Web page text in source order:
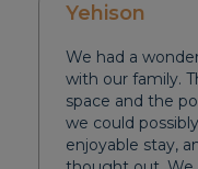
Yehison
We had a
with our family.
space and the
we could
enjoyable stay,